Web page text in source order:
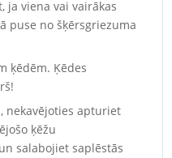
ja viena vai vairākas
puse no šķērsgriezuma
ķēdēm. Ķēdes
nekavējoties apturiet
ķēžu
salabojiet saplēstās